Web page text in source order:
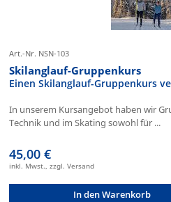
Art.-Nr. NSN-103
Skilanglauf-Gruppenkurs
Einen Skilanglauf-Gruppenkurs
In unserem Kursangebot haben wir
Technik und im Skating sowohl für ...
45,00 €
inkl. Mwst., zzgl. Versand
In den Warenkorb